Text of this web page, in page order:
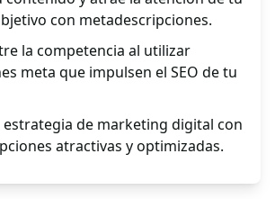
con metadescripciones.
la competencia al utilizar
meta que impulsen el SEO de tu
estrategia de marketing digital con
atractivas y optimizadas.